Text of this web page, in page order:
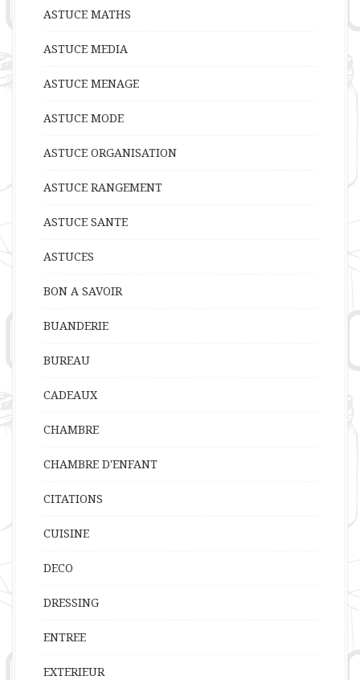
ASTUCE MATHS
ASTUCE MEDIA
ASTUCE MENAGE
ASTUCE MODE
ASTUCE ORGANISATION
ASTUCE RANGEMENT
ASTUCE SANTE
ASTUCES
BON A SAVOIR
BUANDERIE
BUREAU
CADEAUX
CHAMBRE
CHAMBRE D'ENFANT
CITATIONS
CUISINE
DECO
DRESSING
ENTREE
EXTERIEUR